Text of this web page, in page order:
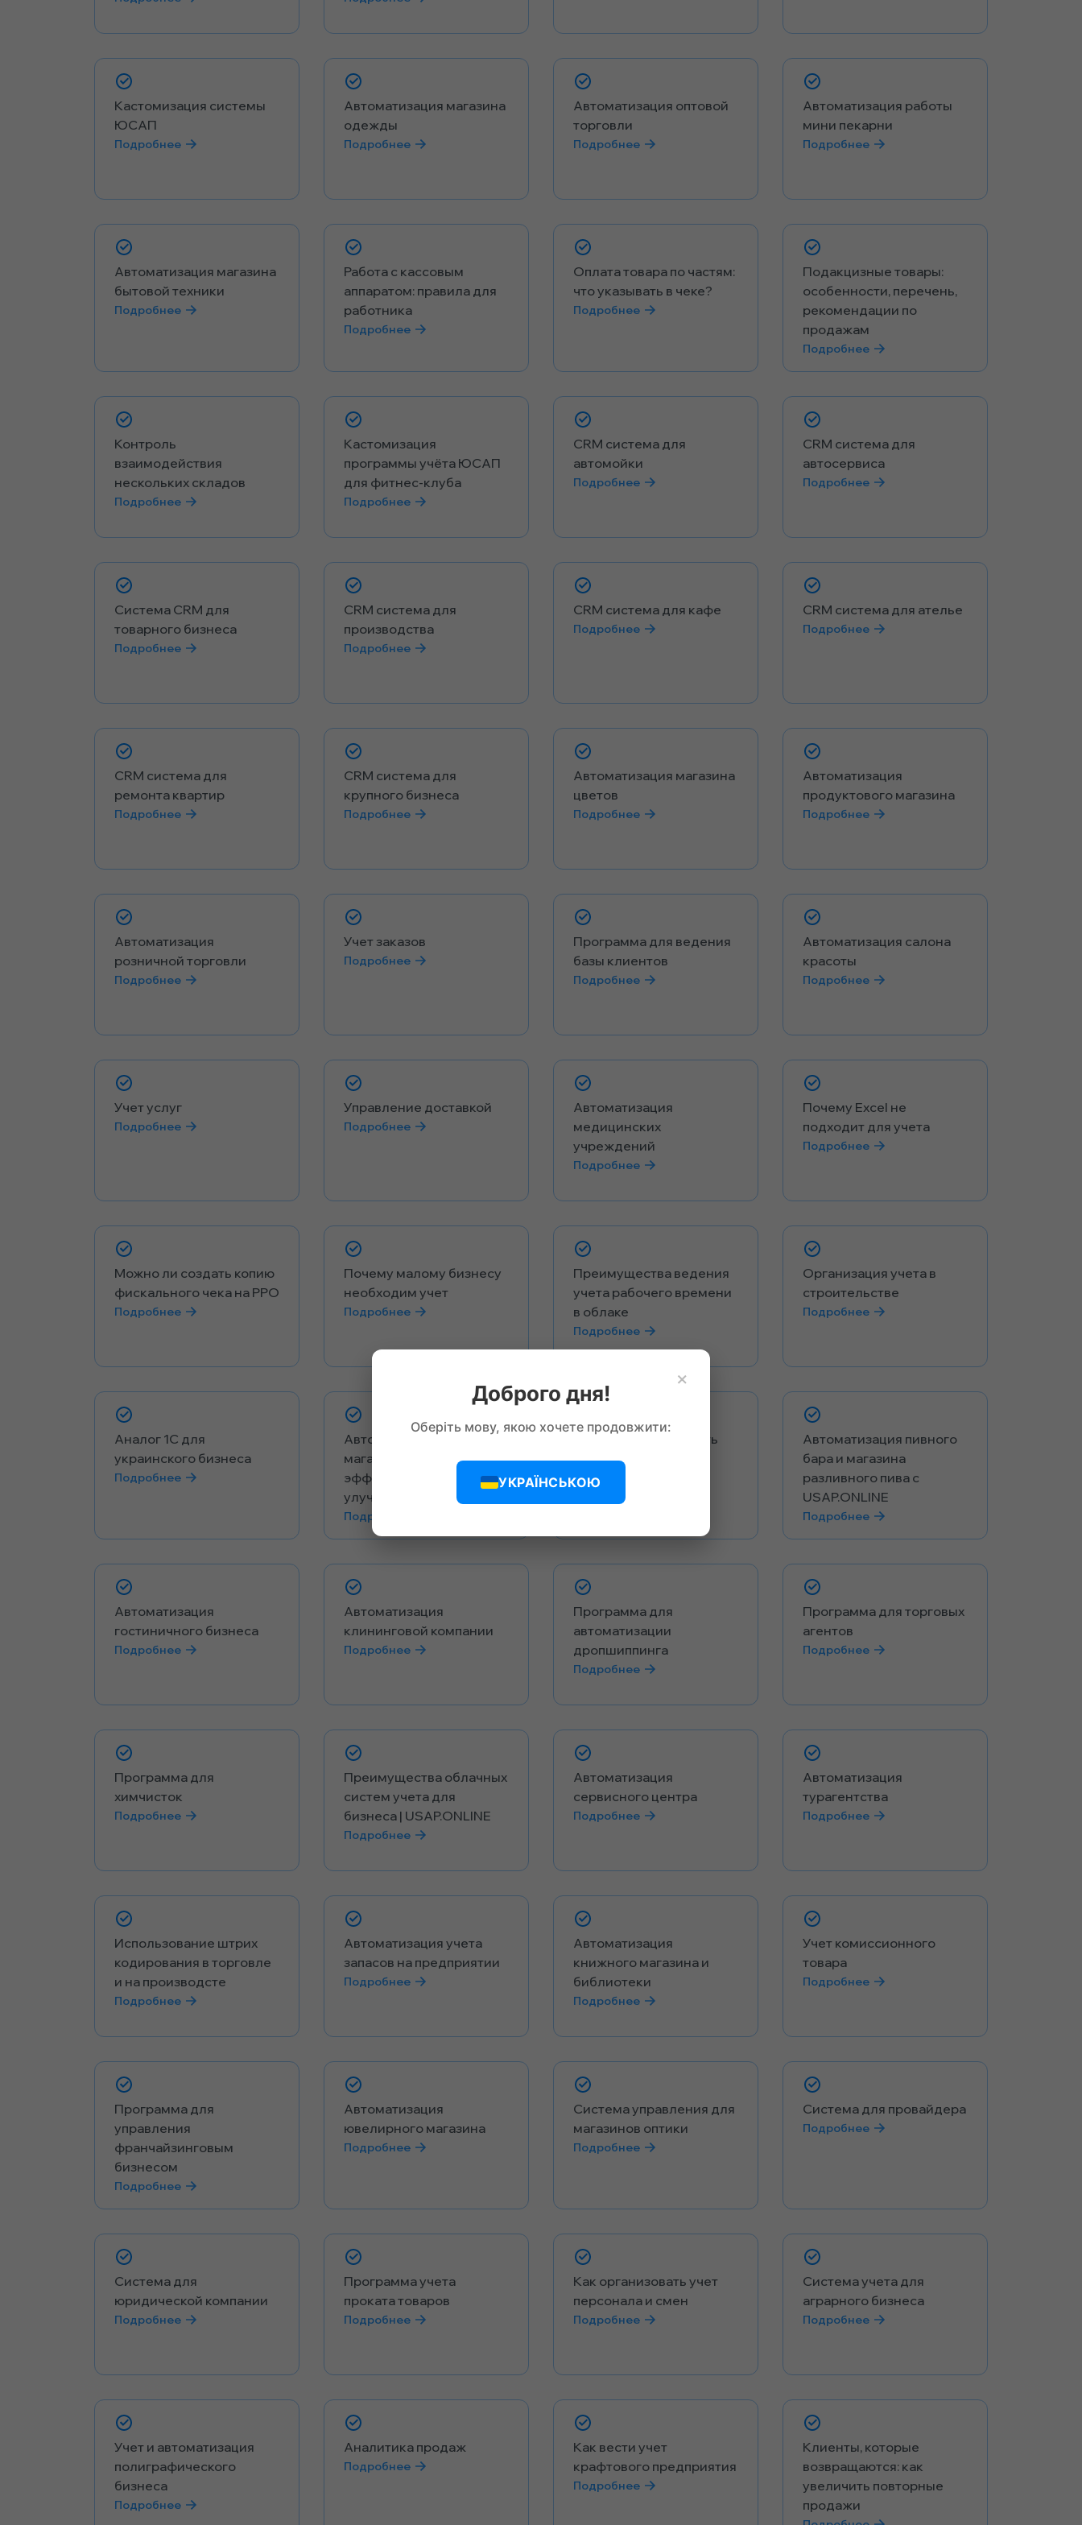
Кастомизация системы
ЮСАП
Подробнее
Автоматизация магазина
одежды
Подробнее
Автоматизация оптовой
торговли
Подробнее
Автоматизация работы
мини пекарни
Подробнее
Автоматизация магазина
бытовой техники
Подробнее
Работа с кассовым
аппаратом: правила для
работника
Подробнее
Оплата товара по частям:
что указывать в чеке?
Подробнее
Подакцизные товары:
особенности, перечень,
рекомендации по
продажам
Подробнее
Контроль
взаимодействия
нескольких складов
Подробнее
Кастомизация
программы учёта ЮСАП
для фитнес-клуба
Подробнее
CRM система для
автомойки
Подробнее
CRM система для
автосервиса
Подробнее
Система CRM для
товарного бизнеса
Подробнее
CRM система для
производства
Подробнее
CRM система для кафе
Подробнее
CRM система для ателье
Подробнее
CRM система для
ремонта квартир
Подробнее
CRM система для
крупного бизнеса
Подробнее
Автоматизация магазина
цветов
Подробнее
Автоматизация
продуктового магазина
Подробнее
Автоматизация
розничной торговли
Подробнее
Учет заказов
Подробнее
Программа для ведения
базы клиентов
Подробнее
Автоматизация салона
красоты
Подробнее
Учет услуг
Подробнее
Управление доставкой
Подробнее
Автоматизация
медицинских
учреждений
Подробнее
Почему Excel не
подходит для учета
Подробнее
Можно ли создать копию
фискального чека на РРО
Подробнее
Почему малому бизнесу
необходим учет
Подробнее
Преимущества ведения
учета рабочего времени
в облаке
Подробнее
Организация учета в
строительстве
Подробнее
Аналог 1С для
украинского бизнеса
Подробнее
Автоматизация детского
магазина: как повысить
эффективность и
улучшить сервис
Подробнее
Как автоматизировать
зоомагазин
Подробнее
Автоматизация пивного
бара и магазина
разливного пива с
USAP.ONLINE
Подробнее
Автоматизация
гостиничного бизнеса
Подробнее
Автоматизация
клининговой компании
Подробнее
Программа для
автоматизации
дропшиппинга
Подробнее
Программа для торговых
агентов
Подробнее
Программа для
химчисток
Подробнее
Преимущества облачных
систем учета для
бизнеса | USAP.ONLINE
Подробнее
Автоматизация
сервисного центра
Подробнее
Автоматизация
турагентства
Подробнее
Использование штрих
кодирования в торговле
и на производсте
Подробнее
Автоматизация учета
запасов на предприятии
Подробнее
Автоматизация
книжного магазина и
библиотеки
Подробнее
Учет комиссионного
товара
Подробнее
Программа для
управления
франчайзинговым
бизнесом
Подробнее
Автоматизация
ювелирного магазина
Подробнее
Система управления для
магазинов оптики
Подробнее
Система для провайдера
Подробнее
Система для
юридической компании
Подробнее
Программа учета
проката товаров
Подробнее
Как организовать учет
персонала и смен
Подробнее
Система учета для
аграрного бизнеса
Подробнее
Учет и автоматизация
полиграфического
бизнеса
Подробнее
Аналитика продаж
Подробнее
Как вести учет
крафтового предприятия
Подробнее
Клиенты, которые
возвращаются: как
увеличить повторные
продажи
×
Доброго дня!
Оберіть мову, якою хочете продовжити:
УКРАЇНСЬКОЮ